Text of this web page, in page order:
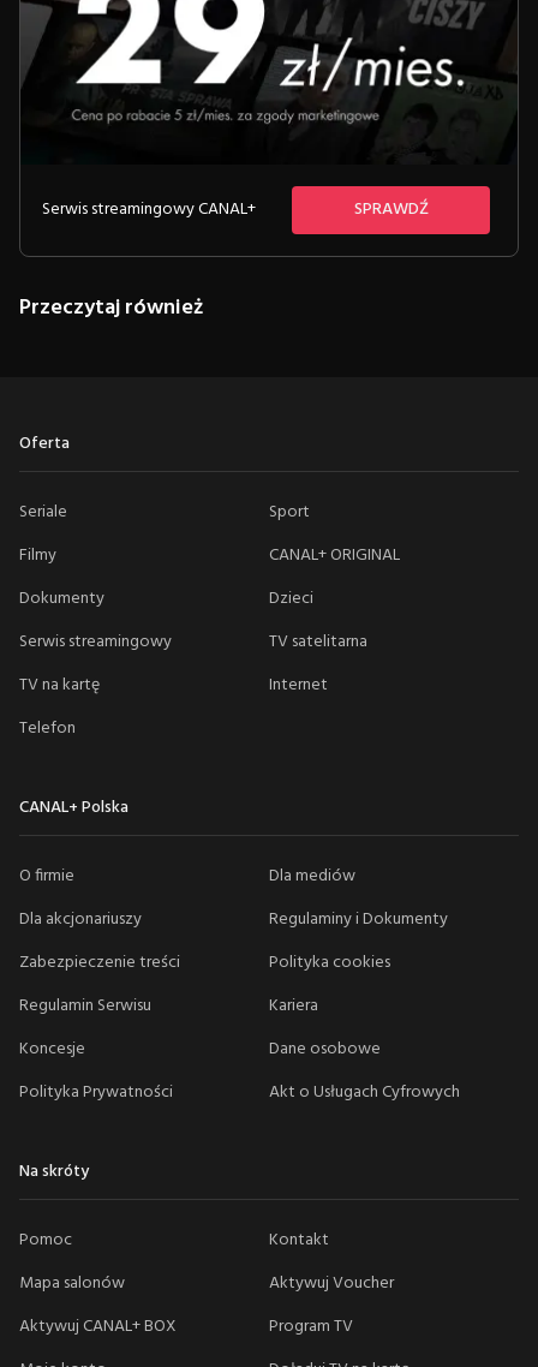
Serwis streamingowy CANAL+ SPRAWDŹ
Przeczytaj również
Oferta
Seriale
Sport
Filmy
CANAL+ ORIGINAL
Dokumenty
Dzieci
Serwis streamingowy
TV satelitarna
TV na kartę
Internet
Telefon
CANAL+ Polska
O firmie
Dla mediów
Dla akcjonariuszy
Regulaminy i Dokumenty
Zabezpieczenie treści
Polityka cookies
Regulamin Serwisu
Kariera
Koncesje
Dane osobowe
Polityka Prywatności
Akt o Usługach Cyfrowych
Na skróty
Pomoc
Kontakt
Mapa salonów
Aktywuj Voucher
Aktywuj CANAL+ BOX
Program TV